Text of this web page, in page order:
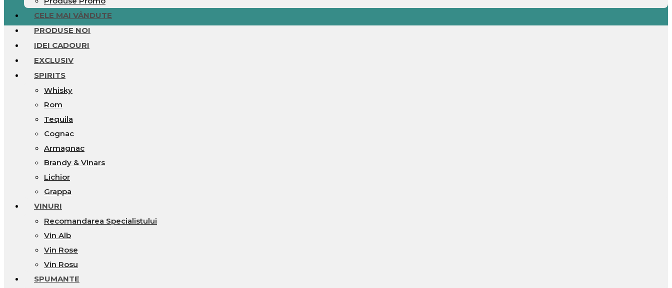
CELE MAI VÂNDUTE
PRODUSE NOI
IDEI CADOURI
EXCLUSIV
SPIRITS
Whisky
Rom
Tequila
Cognac
Armagnac
Brandy & Vinars
Lichior
Grappa
VINURI
Recomandarea Specialistului
Vin Alb
Vin Rose
Vin Rosu
SPUMANTE